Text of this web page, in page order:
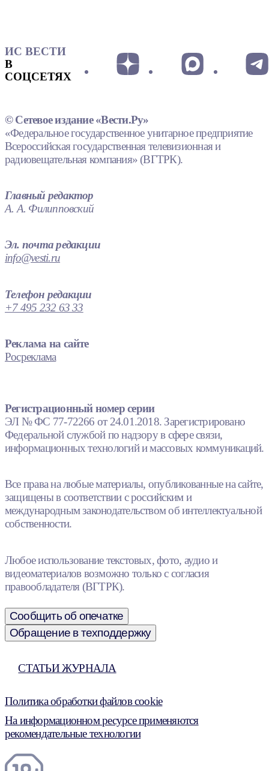
ИС ВЕСТИ
В
СОЦСЕТЯХ
© Сетевое издание «Вести.Ру»
«Федеральное государственное унитарное предприятие
Всероссийская государственная телевизионная и
радиовещательная компания» (ВГТРК).
Главный редактор
А. А. Филипповский
Эл. почта редакции
info@vesti.ru
Телефон редакции
+7 495 232 63 33
Реклама на сайте
Росреклама
Регистрационный номер серии
ЭЛ № ФС 77-72266 от 24.01.2018. Зарегистрировано
Федеральной службой по надзору в сфере связи,
информационных технологий и массовых коммуникаций.
Все права на любые материалы, опубликованные на сайте,
защищены в соответствии с российским и
международным законодательством об интеллектуальной
собственности.
Любое использование текстовых, фото, аудио и
видеоматериалов возможно только с согласия
правообладателя (ВГТРК).
Сообщить об опечатке
Обращение в техподдержку
СТАТЬИ ЖУРНАЛА
Политика обработки файлов cookie
На информационном ресурсе применяются
рекомендательные технологии